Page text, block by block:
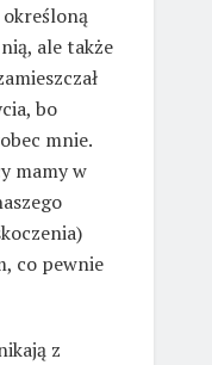
ale także
bo
mnie.
mamy w
co pewnie
z